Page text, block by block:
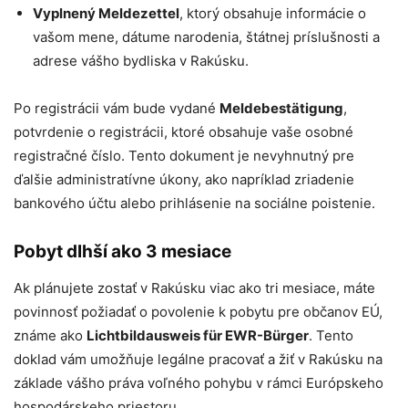
Vyplnený Meldezettel, ktorý obsahuje informácie o
vašom mene, dátume narodenia, štátnej príslušnosti a
adrese vášho bydliska v Rakúsku.
Po registrácii vám bude vydané Meldebestätigung,
potvrdenie o registrácii, ktoré obsahuje vaše osobné
registračné číslo. Tento dokument je nevyhnutný pre
ďalšie administratívne úkony, ako napríklad zriadenie
bankového účtu alebo prihlásenie na sociálne poistenie.
Pobyt dlhší ako 3 mesiace
Ak plánujete zostať v Rakúsku viac ako tri mesiace, máte
povinnosť požiadať o povolenie k pobytu pre občanov EÚ,
známe ako Lichtbildausweis für EWR-Bürger. Tento
doklad vám umožňuje legálne pracovať a žiť v Rakúsku na
základe vášho práva voľného pohybu v rámci Európskeho